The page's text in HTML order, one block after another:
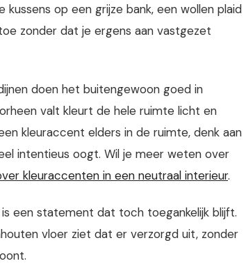
op een grijze bank, een wollen plaid
zonder dat je ergens aan vastgezet
doen het buitengewoon goed in
valt kleurt de hele ruimte licht en
kleuraccent elders in de ruimte, denk aan
intentieus oogt. Wil je meer weten over
kleuraccenten in een neutraal interieur.
een statement dat toch toegankelijk blijft.
vloer ziet dat er verzorgd uit, zonder